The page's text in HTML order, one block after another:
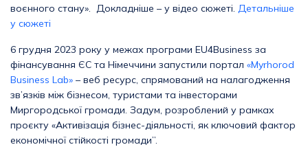
воєнного стану». Докладніше – у відео сюжеті. Детальніше
у сюжеті
6 грудня 2023 року у межах програми EU4Business за
фінансування ЄС та Німеччини запустили портал «Myrhorod
Business Lab» – веб ресурс, спрямований на налагодження
зв’язків між бізнесом, туристами та інвесторами
Миргородської громади. Задум, розроблений у рамках
проєкту «Активізація бізнес-діяльності, як ключовий фактор
економічної стійкості громади”.